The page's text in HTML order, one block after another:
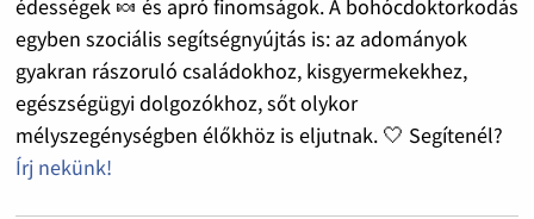
édességek 🍬 és apró finomságok. A bohócdoktorkodás
egyben szociális segítségnyújtás is: az adományok
gyakran rászoruló családokhoz, kisgyermekekhez,
egészségügyi dolgozókhoz, sőt olykor
mélyszegénységben élőkhöz is eljutnak. 🤍 Segítenél?
Írj nekünk!